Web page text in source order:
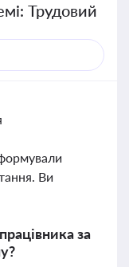
Трудовий
Ви
за